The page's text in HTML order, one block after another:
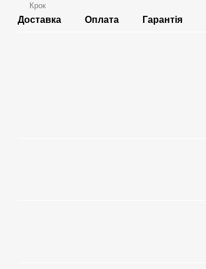
Крок
Доставка Оплата Гарантія